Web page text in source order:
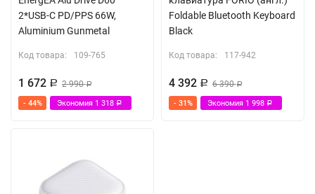
2*USB-C PD/PPS 66W,
Aluminium Gunmetal
Код товара: 109-765
1 672 Р 2 990Р
- 44% Экономия 1 318 Р
Foldable Bluetooth Keyboard
Black
Код товара: 117-942
4 392 Р 6 390Р
- 31% Экономия 1 998 Р